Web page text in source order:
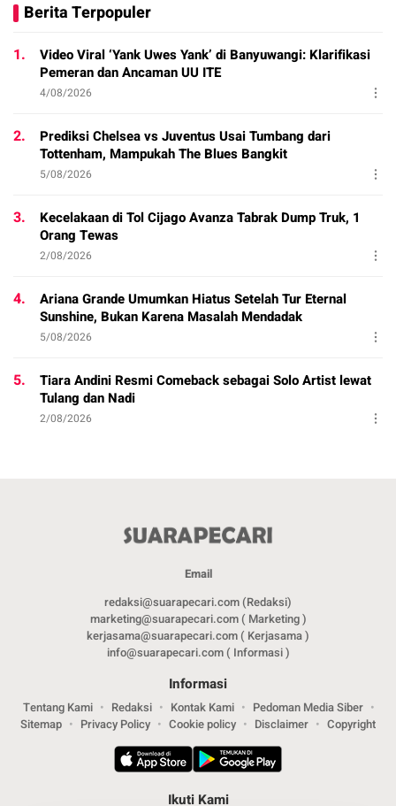
Berita Terpopuler
1.
Video Viral ‘Yank Uwes Yank’ di Banyuwangi: Klarifikasi
Pemeran dan Ancaman UU ITE
4/08/2026
2.
Prediksi Chelsea vs Juventus Usai Tumbang dari
Tottenham, Mampukah The Blues Bangkit
5/08/2026
3.
Kecelakaan di Tol Cijago Avanza Tabrak Dump Truk, 1
Orang Tewas
2/08/2026
4.
Ariana Grande Umumkan Hiatus Setelah Tur Eternal
Sunshine, Bukan Karena Masalah Mendadak
5/08/2026
5.
Tiara Andini Resmi Comeback sebagai Solo Artist lewat
Tulang dan Nadi
2/08/2026
Email
redaksi@suarapecari.com (Redaksi)
marketing@suarapecari.com ( Marketing )
kerjasama@suarapecari.com ( Kerjasama )
info@suarapecari.com ( Informasi )
Informasi
Tentang Kami Redaksi Kontak Kami
Pedoman Media Siber
Sitemap
Privacy Policy Cookie policy Disclaimer Copyright
Ikuti Kami